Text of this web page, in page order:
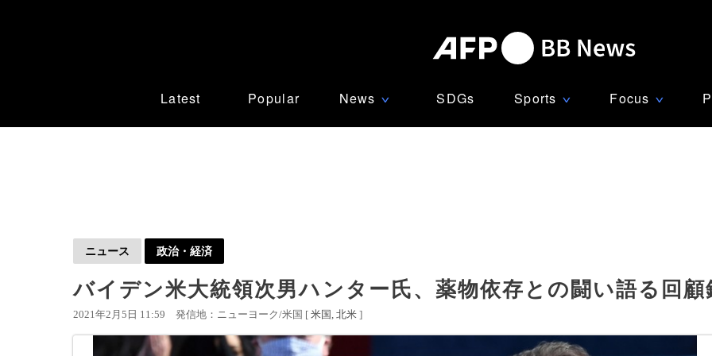
Latest Popular News ∨ SDGs Sports ∨ Focus ∨
ニュース 政治・経済
バイデン米大統領次男ハンター氏、薬物依存との闘い語る回
2021年2月5日 11:59 発信地：ニューヨーク/米国 [ 米国 北米 ]